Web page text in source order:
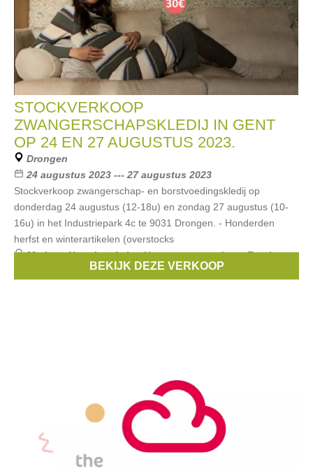
STOCKVERKOOP
ZWANGERSCHAPSKLEDIJ IN GENT
OP 24 EN 27 AUGUSTUS 2023.
Drongen
24 augustus 2023 --- 27 augustus 2023
Stockverkoop zwangerschap- en borstvoedingskledij op
donderdag 24 augustus (12-18u) en zondag 27 augustus (10-
16u) in het Industriepark 4c te 9031 Drongen. - Honderden
herfst en winterartikelen (overstocks
Merken:Noppies,Anita,Un ventre pour deux,Esprit
, ...
BEKIJK DEZE VERKOOP